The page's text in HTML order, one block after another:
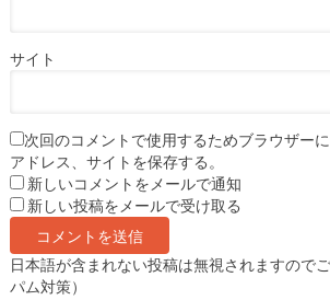
サイト
次回のコメントで使用するためブラウザー
アドレス、サイトを保存する。
新しいコメントをメールで通知
新しい投稿をメールで受け取る
日本語が含まれない投稿は無視されますので
パム対策）